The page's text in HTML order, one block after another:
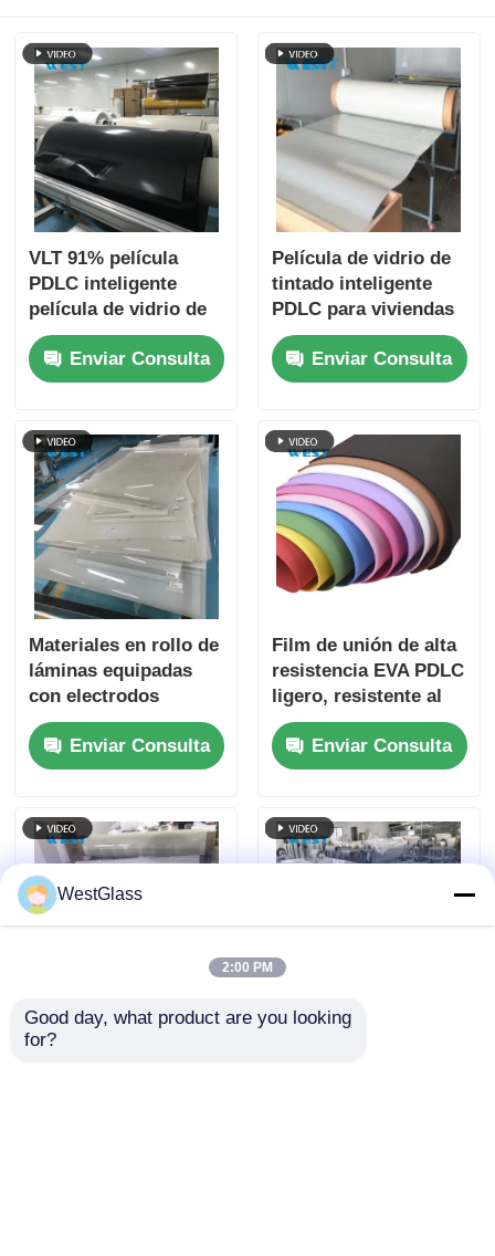
VLT 91% película
PDLC inteligente
película de vidrio de
privacidad
conmutable
protección UV 220V
Enviar Consulta
Película de vidrio de
tintado inteligente
PDLC para viviendas
y oficinas
Enviar Consulta
Materiales en rollo de
láminas equipadas
con electrodos
personalizados VLT
83% y láminas de
formas especiales
disponibles con
película PDLC
inteligente
Enviar Consulta
Film de unión de alta
resistencia EVA PDLC
ligero, resistente al
sol, fácil limpieza
Enviar Consulta
Personalización de
Película PDLC
WestGlass
2:00 PM
Good day, what product are you looking
for?